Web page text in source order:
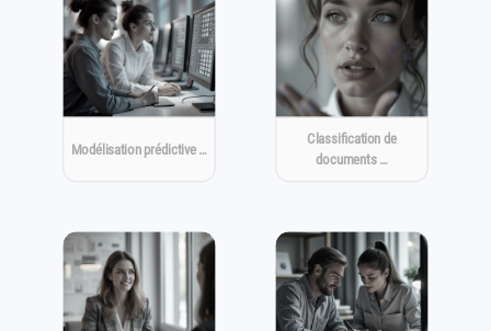
Modélisation prédictive …
Classification de
documents …